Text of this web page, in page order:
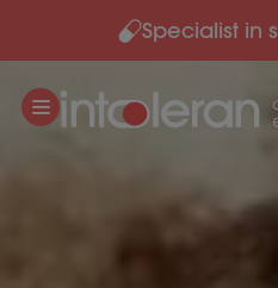
Meteen naar de content
Specialist in